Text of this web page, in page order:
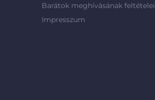
Barátok meghívásának feltételei
Impresszum